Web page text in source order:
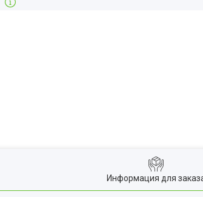
Информация для